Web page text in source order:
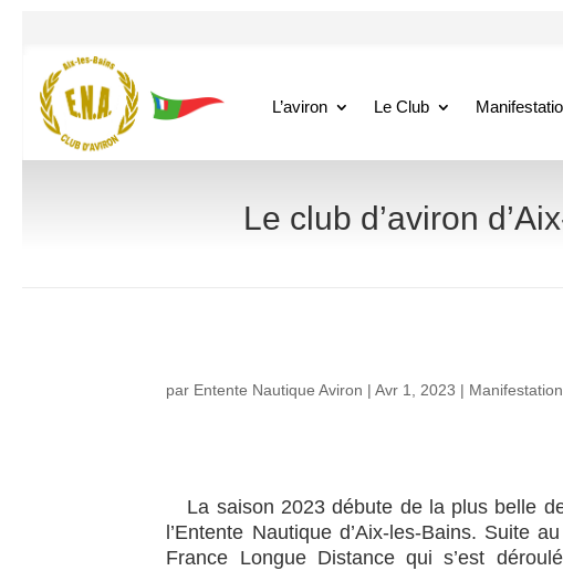
L’aviron Le Club
Le club d’aviron
par Entente Nautique Aviron |Avr 1, 2023 | Manifestation
La saison 2023 débute de la plus belle
l’Entente Nautique d’Aix-les-Bains. Suite
France Longue Distance qui s’est